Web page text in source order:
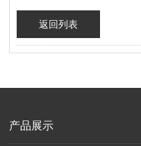
返回列表
产品展示